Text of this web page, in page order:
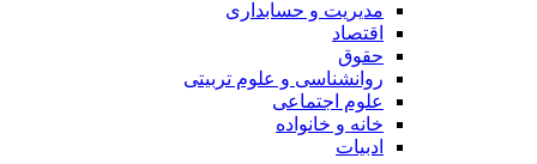
مدیریت و حسابداری
اقتصاد
حقوق
روانشناسی و علوم تربیتی
علوم اجتماعی
خانه و خانواده
ادبیات